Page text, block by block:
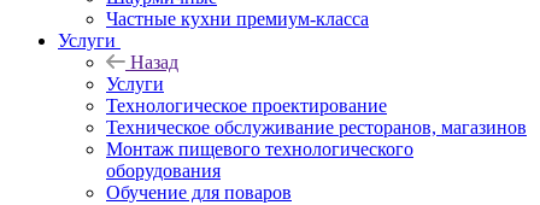
Частные кухни премиум-класса
Услуги
Назад
Услуги
Технологическое проектирование
Техническое обслуживание ресторанов, магазинов
Монтаж пищевого технологического
оборудования
Обучение для поваров